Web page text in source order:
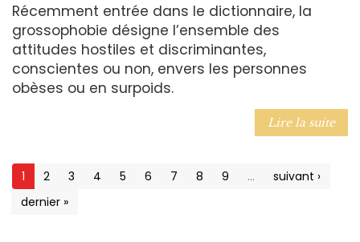
Récemment entrée dans le dictionnaire, la
grossophobie désigne l’ensemble des
attitudes hostiles et discriminantes,
conscientes ou non, envers les personnes
obèses ou en surpoids.
Lire la suite
1 2 3 4 5 6 7 8 9 …
suivant ›
dernier »